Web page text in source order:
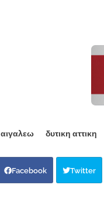
αιγαλεω δυτικη αττικη
Facebook Twitter